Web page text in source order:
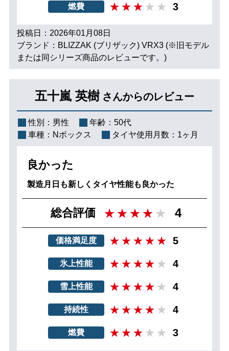
燃費 3
投稿日：2026年01月08日
ブランド：BLIZZAK (ブリザック) VRX3 (※旧モデル
または同シリーズ商品のレビューです。)
五十嵐 英樹 さんからのレビュー
性別： 男性 年齢： 50代
車種： Nボックス タイヤ使用月数： 1ヶ月
良かった
製造月日も新しくタイヤ性能も良かった
総合評価 4
価格満足度 5
氷上性能 4
雪上性能 4
持続性 4
燃費 3